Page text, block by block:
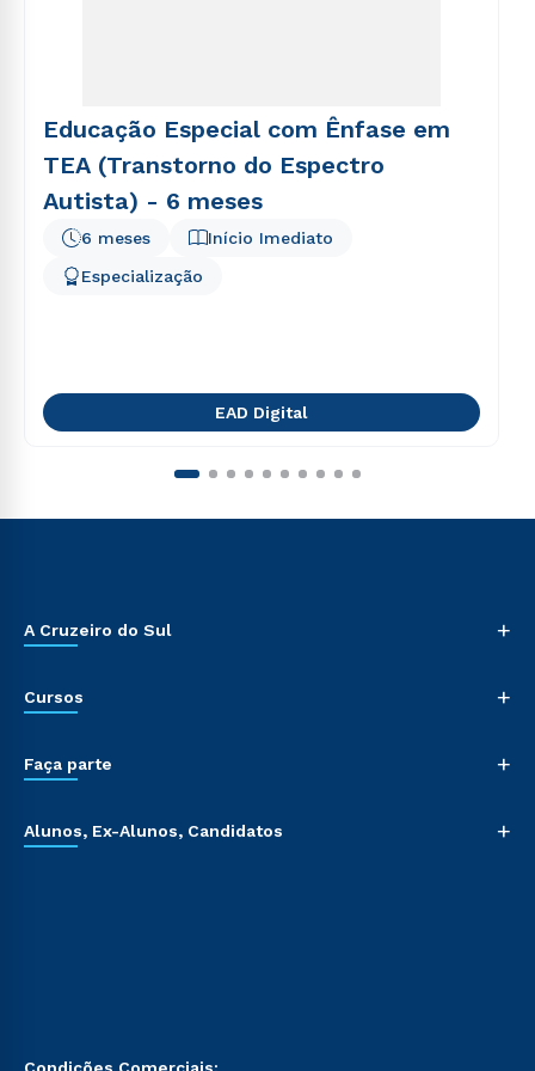
Educação Especial com Ênfase em
TEA (Transtorno do Espectro
Autista) - 6 meses
Início Imediato
6 meses
Especialização
EAD Digital
A Cruzeiro do Sul +
Cursos +
Faça parte +
Alunos, Ex-Alunos, Candidatos +